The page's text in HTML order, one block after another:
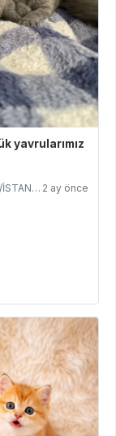
yavrularımız
📍 PENDİK/İSTANBUL 2 ay önce